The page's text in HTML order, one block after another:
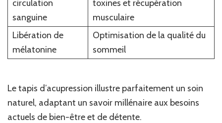
circulation
sanguine
toxines et récupération
musculaire
Libération de
mélatonine
Optimisation de la qualité du
sommeil
Le tapis d’acupression illustre parfaitement un soin
naturel, adaptant un savoir millénaire aux besoins
actuels de bien-être et de détente.